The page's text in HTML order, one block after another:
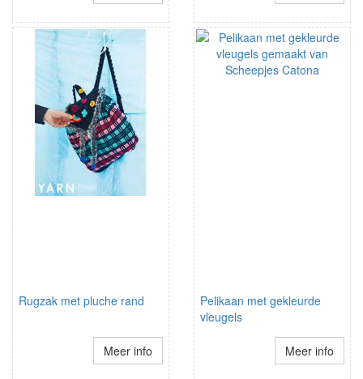
Rugzak met pluche rand
Meer info
Pelikaan met gekleurde
vleugels
Meer info